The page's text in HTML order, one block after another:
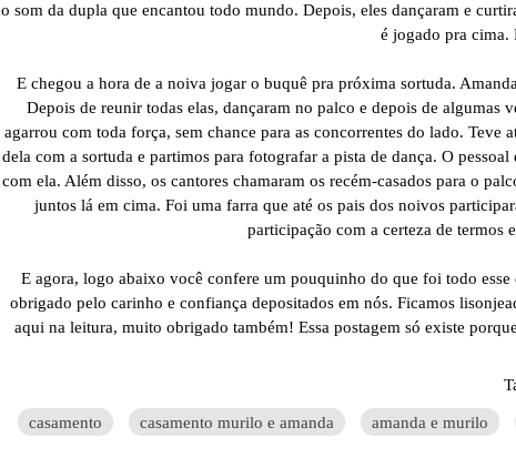
o som da dupla que encantou todo mundo. Depois, eles dançaram e
é jogado pra cima.
E chegou a hora de a noiva jogar o buquê pra próxima sortuda.
Depois de reunir todas elas, dançaram no palco e depois de
agarrou com toda força, sem chance para as concorrentes do lado.
dela com a sortuda e partimos para fotografar a pista de dança. O
com ela. Além disso, os cantores chamaram os recém-casados para o
juntos lá em cima. Foi uma farra que até os pais dos noivos
participação com a certeza de termos
E agora, logo abaixo você confere um pouquinho do que foi todo
obrigado pelo carinho e confiança depositados em nós. Ficamos
aqui na leitura, muito obrigado também! Essa postagem só existe
casamento
casamento murilo e amanda amanda e murilo